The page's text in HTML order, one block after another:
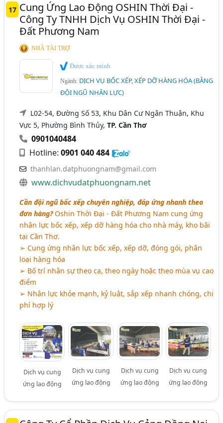
17 Cung Ứng Lao Động OSHIN Thời Đại -
Công Ty TNHH Dịch Vụ OSHIN Thời Đại -
Đất Phương Nam
NHÀ TÀI TRỢ
Được xác minh
Ngành: DỊCH VỤ BỐC XẾP, XẾP DỠ HÀNG HÓA (BẰNG
ĐỘI NGŨ NHÂN LỰC)
L02-54, Đường Số 53, Khu Dân Cư Ngân Thuận, Khu
Vực 5, Phường Bình Thủy,TP. Cần Thơ
0901040484
Hotline:0901 040 484
thanhlan.datphuongnam@gmail.com
www.dichvudatphuongnam.net
Cần đội ngũ bốc xếp chuyên nghiệp, đáp ứng nhanh theo
đơn hàng?Oshin Thời Đại - Đất Phương Nam cung ứng
nhân lực bốc xếp, xếp dỡ hàng hóa cho nhà máy, kho bãi
tại Cần Thơ.
➢ Cung ứng nhân lực bốc xếp, xếp dỡ, đóng gói, phân
loại hàng hóa
➢ Bố trí nhân sự theo ca, theo ngày hoặc theo mùa vụ cao
điểm
➢ Nhân lực khỏe mạnh, kỷ luật, sắp xếp nhanh chóng, chi
phí hợp lý
Dịch vụ cung
ứng lao động
Dịch vụ cung
ứng lao động
Dịch vụ cung
ứng lao động
Dịch vụ cung
ứng lao động